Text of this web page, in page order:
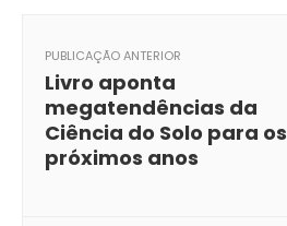
PUBLICAÇÃO ANTERIOR
Livro aponta
megatendências da
Ciência do Solo para os
próximos anos